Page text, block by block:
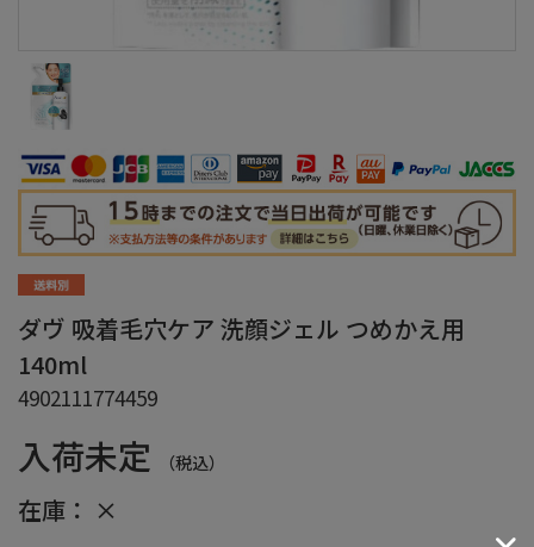
ダヴ 吸着毛穴ケア 洗顔ジェル つめかえ用
140ml
4902111774459
入荷未定 （税込）
在庫： ×